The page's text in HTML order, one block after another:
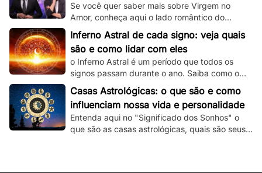
conquistar
Se você quer saber mais sobre Virgem no
Amor, conheça aqui o lado romântico do
virginiano e confira dicas de como conquistá-
lo.
Inferno Astral de cada signo: veja quais
são e como lidar com eles
o Inferno Astral é um período que todos os
signos passam durante o ano. Saiba como o
seu signo é atingido e como lidar com essa
fase.
Casas Astrológicas: o que são e como
influenciam nossa vida e personalidade
Entenda aqui no "Significado dos Sonhos" o
que são as casas astrológicas, quais são seus